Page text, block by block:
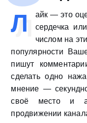
Л
айк — это
сердечка
числом на
популярности
пишут
сделать одно
мнение —
своё место и
продвижении